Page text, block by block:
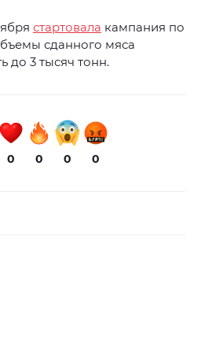
стартовала кампания по
сданного мяса
до 3 тысяч тонн.
0 0 0 0